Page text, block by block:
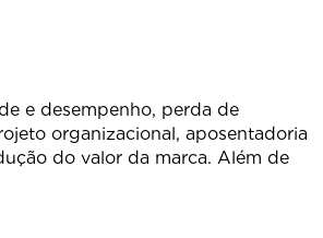
e desempenho, perda de
organizacional, aposentadoria
do valor da marca. Além de